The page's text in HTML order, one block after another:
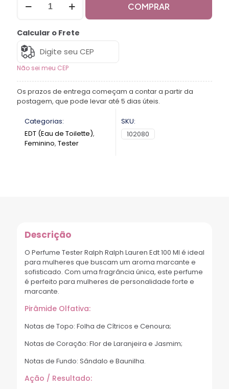
COMPRAR
Calcular o Frete
Não sei meu CEP
Os prazos de entrega começam a contar a partir da
postagem, que pode levar até 5 dias úteis.
Categorias:
EDT (Eau de Toilette),
Feminino, Tester
SKU:
102080
Descrição
O Perfume Tester Ralph Ralph Lauren Edt 100 Ml é ideal
para mulheres que buscam um aroma marcante e
sofisticado. Com uma fragrância única, este perfume
é perfeito para mulheres de personalidade forte e
marcante.
Pirâmide Olfativa:
Notas de Topo: Folha de Cítricos e Cenoura;
Notas de Coração: Flor de Laranjeira e Jasmim;
Notas de Fundo: Sândalo e Baunilha.
Ação / Resultado: